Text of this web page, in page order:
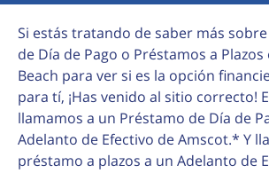
Si estás tratando de saber más
de Día de Pago o Préstamos a
Beach para ver si es la opción
para tí, ¡Has venido al sitio correcto!
llamamos a un Préstamo de Día de
Adelanto de Efectivo de Amscot.* Y
préstamo a plazos a un Adelanto de